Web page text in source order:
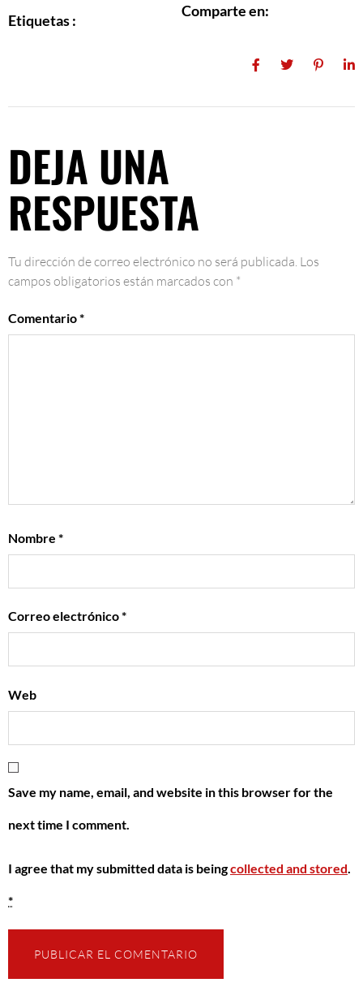
Etiquetas :
Comparte en:
DEJA UNA
RESPUESTA
Tu dirección de correo electrónico no será publicada. Los
campos obligatorios están marcados con *
Comentario*
Nombre *
Correo electrónico*
Web
Save my name, email, and website in this browser for the
next time I comment.
I agree that my submitted data is beingcollected and stored.
*